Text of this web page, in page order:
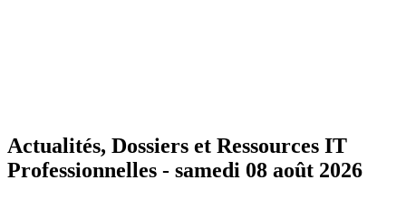
Actualités, Dossiers et Ressources IT
Professionnelles - samedi 08 août 2026